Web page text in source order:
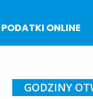
PODATKI ONLINE
GODZINY